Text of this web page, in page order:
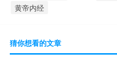
黄帝内经
猜你想看的文章